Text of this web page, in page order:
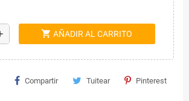
shopping_cart AÑADIR AL CARRITO
Compartir Tuitear Pinterest